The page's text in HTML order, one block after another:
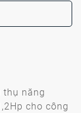
thụ năng
cho công